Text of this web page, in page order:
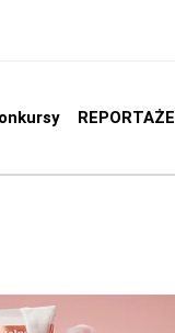
REPORTAŻE